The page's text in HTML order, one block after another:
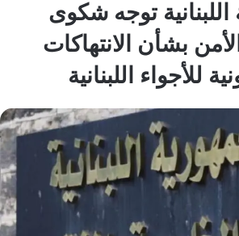
اللبنانية توجه شكوى
بشأن الانتهاكات
للأجواء اللبنانية